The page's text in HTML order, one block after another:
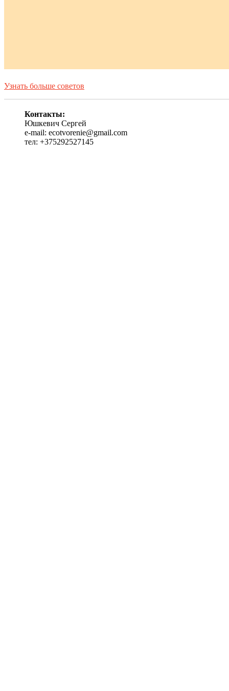
Узнать больше советов
Контакты:
Юшкевич Сергей
e-mail: ecotvorenie@gmail.com
тел: +375292527145